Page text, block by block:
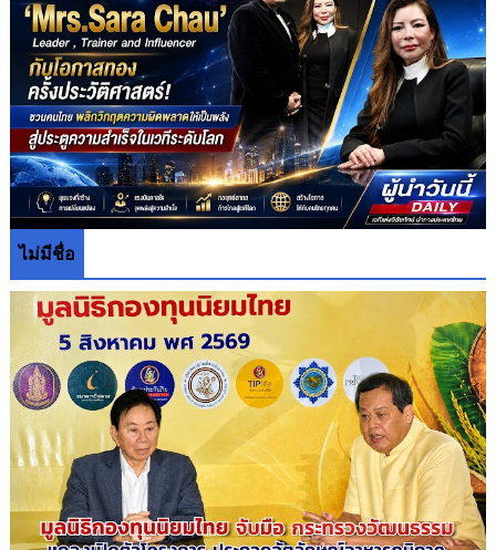
ไม่มีชื่อ